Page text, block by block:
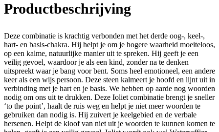
Productbeschrijving
Deze combinatie is krachtig verbonden met het derde oog-, keel-,
hart- en basis-chakra. Hij helpt je om je hogere waarheid moeiteloos,
op een kalme, natuurlijke manier uit te spreken. Hij geeft je een
veilig gevoel, waardoor je als een kind, zonder na te denken
uitspreekt waar je bang voor bent. Soms heel emotioneel, een andere
keer als een wijs persoon. Deze steen kalmeert je hoofd en lijnt uit in
verbinding met je hart en je basis. We hebben op aarde nog woorden
nodig om ons uit te drukken. Deze Ioliet combinatie brengt je sneller
‘to the point’, haalt de ruis weg en helpt je niet meer woorden te
gebruiken dan nodig is. Hij zuivert je keelgebied en de verbale
hersenen. Helpt de kloof van niet uit je woorden te kunnen komen te